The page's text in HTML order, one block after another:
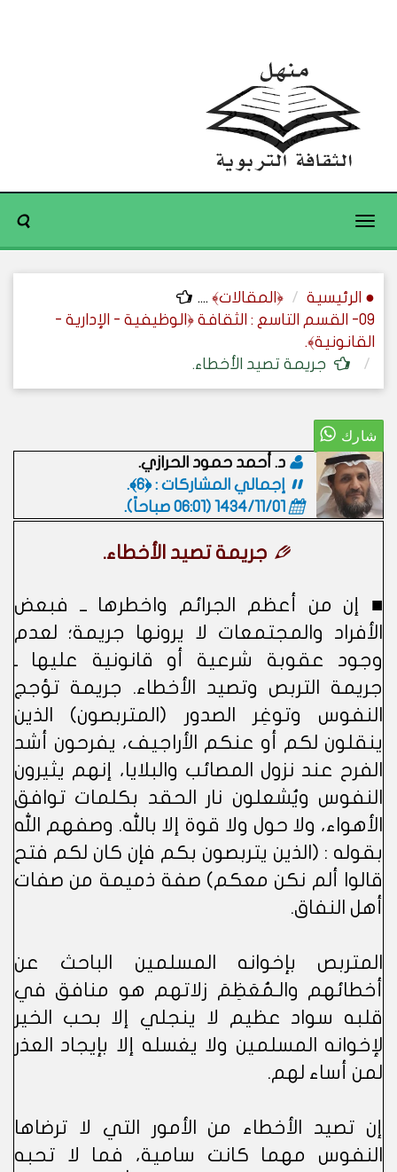
Toggle
● الرئيسية ﴿المقالات﴾ ....
09- القسم التاسع : الثقافة ﴿الوظيفية - الإدارية -
القانونية﴾.
جريمة تصيد الأخطاء.
د. أحمد حمود الحرازي.
إجمالي المشاركات : ﴿6﴾.
1434/11/01 (06:01 صباحاً)
.
جريمة تصيد الأخطاء.
■ إن من أعظم الجرائم واخطرها ــ فبعض
الأفراد والمجتمعات لا يرونها جريمة؛ لعدم
وجود عقوبة شرعية أو قانونية عليها ـ
جريمة التربص وتصيد الأخطاء. جريمة تؤجج
النفوس وتوغِر الصدور (المتربصون) الذين
ينقلون لكم أو عنكم الأراجيف، يفرحون أشد
الفرح عند نزول المصائب والبلايا، إنهم يثيرون
النفوس ويُشعلون نار الحقد بكلمات توافق
الأهواء، ولا حول ولا قوة إلا بالله. وصفهم الله
بقوله : (الذين يتربصون بكم فإن كان لكم فتح
قالوا ألم نكن معكم) صفة ذميمة من صفات
أهل النفاق.
المتربص بإخوانه المسلمين الباحث عن
أخطائهم والـمُعَظِمَ زلاتهم هو منافق في
قلبه سواد عظيم لا ينجلي إلا بحب الخير
لإخوانه المسلمين ولا يغسله إلا بإيجاد العذر
لمن أساء لهم.
إن تصيد الأخطاء من الأمور التي لا ترضاها
النفوس مهما كانت سامية، فما لا تحبه